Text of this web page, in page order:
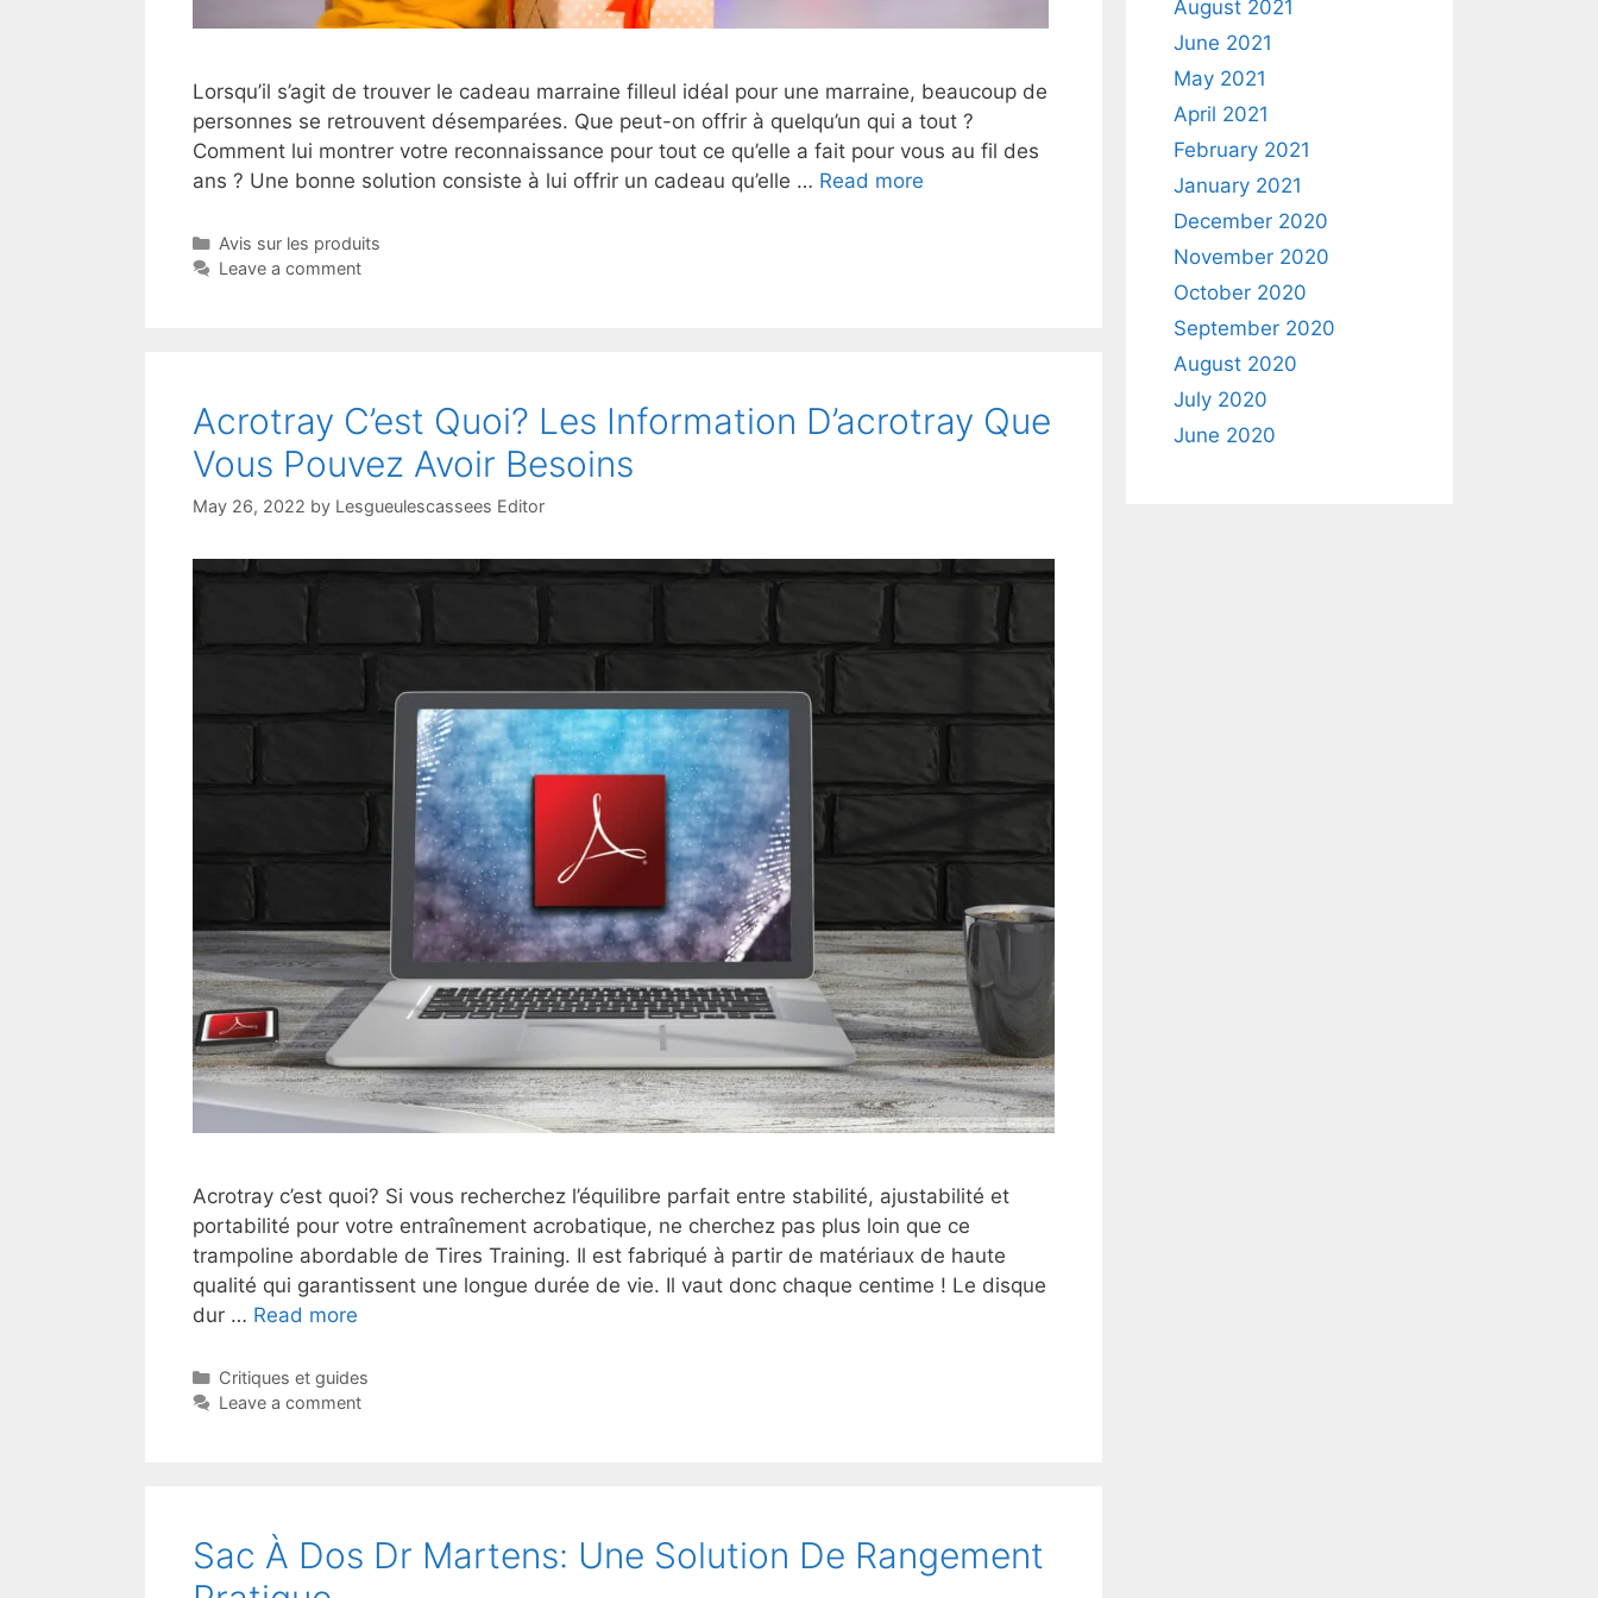
Lorsqu’il s’agit de trouver le cadeau marraine filleul idéal pour une marraine, beaucoup de
personnes se retrouvent désemparées. Que peut-on offrir à quelqu’un qui a tout ?
Comment lui montrer votre reconnaissance pour tout ce qu’elle a fait pour vous au fil des
ans ? Une bonne solution consiste à lui offrir un cadeau qu’elle … Read more
Avis sur les produits
Leave a comment
Acrotray C’est Quoi? Les Information D’acrotray Que
Vous Pouvez Avoir Besoins
May 26, 2022 by Lesgueulescassees Editor
Acrotray c’est quoi? Si vous recherchez l’équilibre parfait entre stabilité, ajustabilité et
portabilité pour votre entraînement acrobatique, ne cherchez pas plus loin que ce
trampoline abordable de Tires Training. Il est fabriqué à partir de matériaux de haute
qualité qui garantissent une longue durée de vie. Il vaut donc chaque centime ! Le disque
dur … Read more
Critiques et guides
Leave a comment
Sac À Dos Dr Martens: Une Solution De Rangement
August 2021
June 2021
May 2021
April 2021
February 2021
January 2021
December 2020
November 2020
October 2020
September 2020
August 2020
July 2020
June 2020